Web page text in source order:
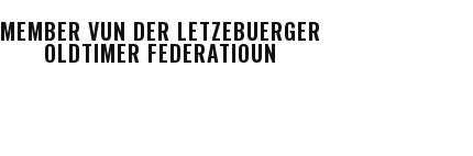
MEMBER VUN DER LETZEBUERGER
OLDTIMER FEDERATIOUN